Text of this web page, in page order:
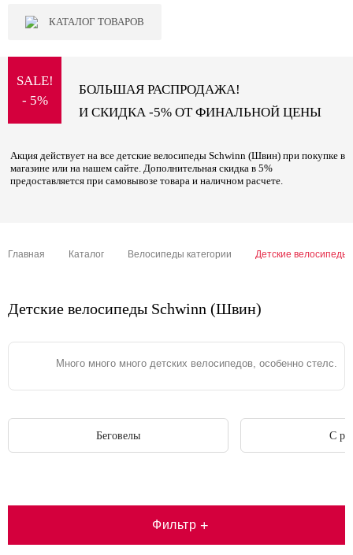
КАТАЛОГ ТОВАРОВ
SALE!
- 5%
БОЛЬШАЯ РАСПРОДАЖА!
И СКИДКА -5% ОТ ФИНАЛЬНОЙ ЦЕНЫ
Акция действует на все детские велосипеды Schwinn (Швин) при покупке в
магазине или на нашем сайте. Дополнительная скидка в 5%
предоставляется при самовывозе товара и наличном расчете.
Главная Каталог Велосипеды категории Детские велосипеды
Детские велосипеды Schwinn (Швин)
Много много много детских велосипедов, особенно стелс.
Беговелы C
Фильтр +